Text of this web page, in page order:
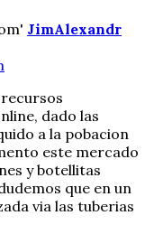
JimAlexandr
dado las
a la pobacion
este mercado
y botellitas
que en un
via las tuberias